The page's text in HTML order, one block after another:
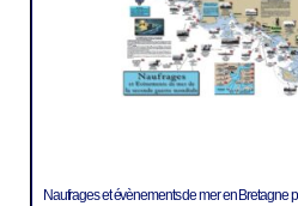
Naufrages et évènements de mer en Bretagne